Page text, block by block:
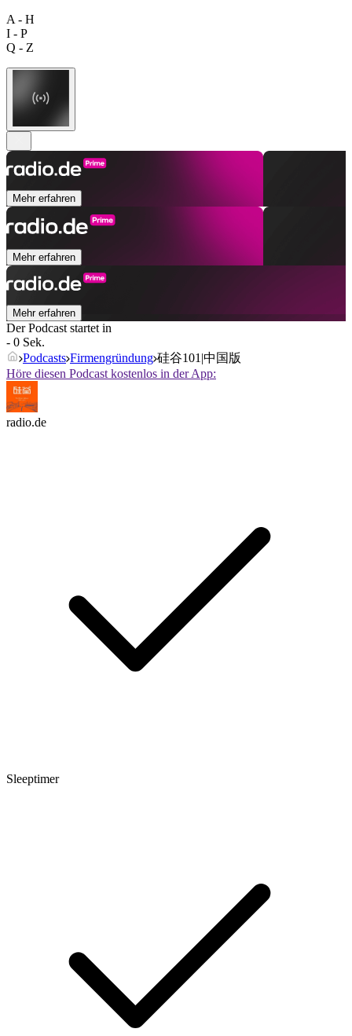
A - H
I - P
Q - Z
Mehr erfahren
Mehr erfahren
Mehr erfahren
Der Podcast startet in
- 0 Sek.
Podcasts Firmengründung 硅谷101|中国版
Höre diesen Podcast kostenlos in der App:
radio.de
Sleeptimer